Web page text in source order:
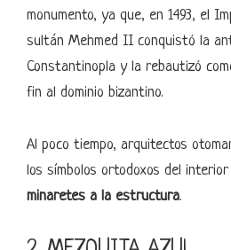
monumento, ya que, en 1493, el
sultán Mehmed II conquistó la
Constantinopla y la rebautizó
fin al dominio bizantino.
Al poco tiempo, arquitectos
los símbolos ortodoxos del
minaretes a la estructura.